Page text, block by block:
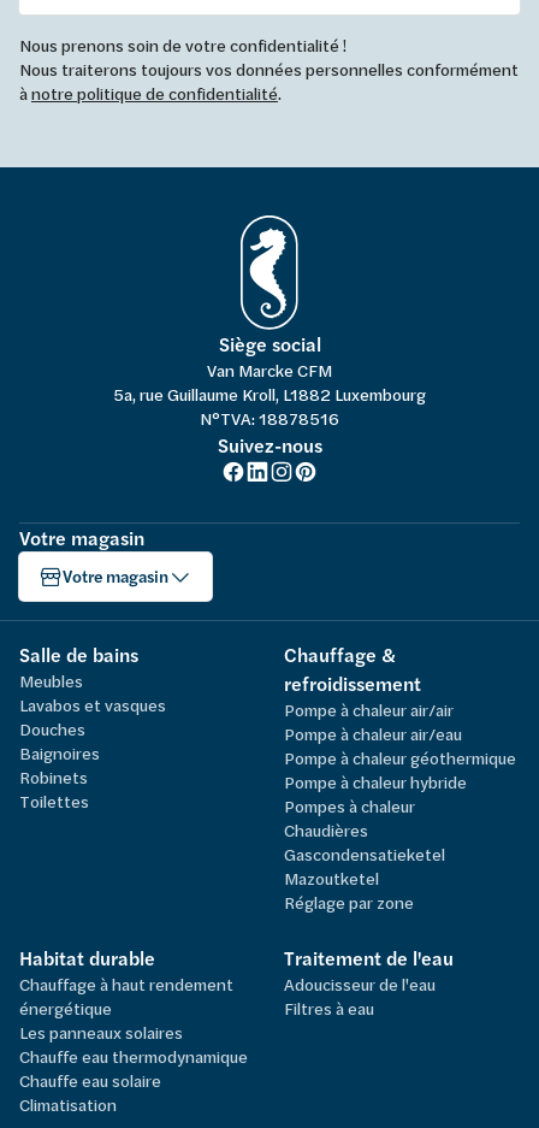
Nous prenons soin de votre confidentialité !
Nous traiterons toujours vos données personnelles conformément
ànotre politique de confidentialité.
Siège social
Van Marcke CFM
5a, rue Guillaume Kroll, L1882 Luxembourg
N°TVA: 18878516
Suivez-nous
Votre magasin
Votre magasin
Salle de bains
Meubles
Lavabos et vasques
Douches
Baignoires
Robinets
Toilettes
Chauffage &
refroidissement
Pompe à chaleur air/air
Pompe à chaleur air/eau
Pompe à chaleur géothermique
Pompe à chaleur hybride
Pompes à chaleur
Chaudières
Gascondensatieketel
Mazoutketel
Réglage par zone
Habitat durable
Chauffage à haut rendement
énergétique
Les panneaux solaires
Chauffe eau thermodynamique
Chauffe eau solaire
Climatisation
Traitement de l'eau
Adoucisseur de l'eau
Filtres à eau